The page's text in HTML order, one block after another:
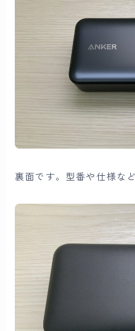
裏面です。型番や仕様な